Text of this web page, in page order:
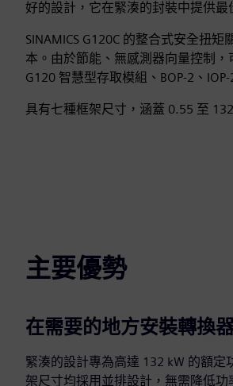
好的設計，它在緊湊的封裝中提供最
SINAMICS G120C 的整合式安全扭
本。由於節能、無感測器向量控制，
G120 智慧型存取模組、BOP-2、
具有七種框架尺寸，涵蓋 0.55 至
主要優勢
在需要的地方安裝轉換
緊湊的設計專為高達 132 kW 的額定
架尺寸均採用並排設計，無需降低功